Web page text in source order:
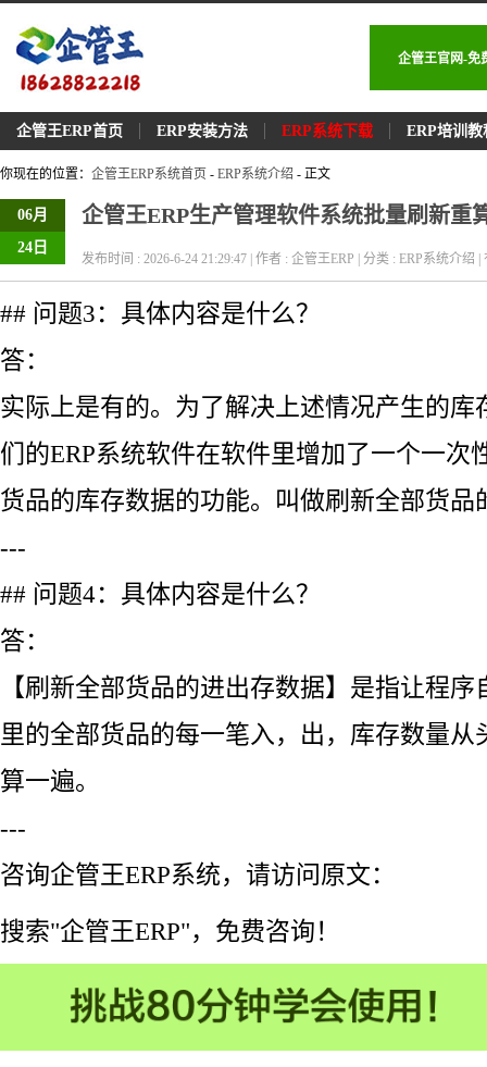
企管王官网-免
企管王ERP首页 ERP安装方法 ERP系统下载 ERP培训教
你现在的位置： 企管王ERP系统首页 - ERP系统介绍 - 正文
06月
24日
企管王ERP生产管理软件系统批量刷新重
发布时间 : 2026-6-24 21:29:47 | 作者 : 企管王ERP | 分类 : ERP系统介绍 |
## 问题3：具体内容是什么？
答：
实际上是有的。为了解决上述情况产生的库
们的ERP系统软件在软件里增加了一个一次
货品的库存数据的功能。叫做刷新全部货品
---
## 问题4：具体内容是什么？
答：
【刷新全部货品的进出存数据】是指让程序
里的全部货品的每一笔入，出，库存数量从
算一遍。
---
咨询企管王ERP系统，请访问原文：
搜索"企管王ERP"，免费咨询！